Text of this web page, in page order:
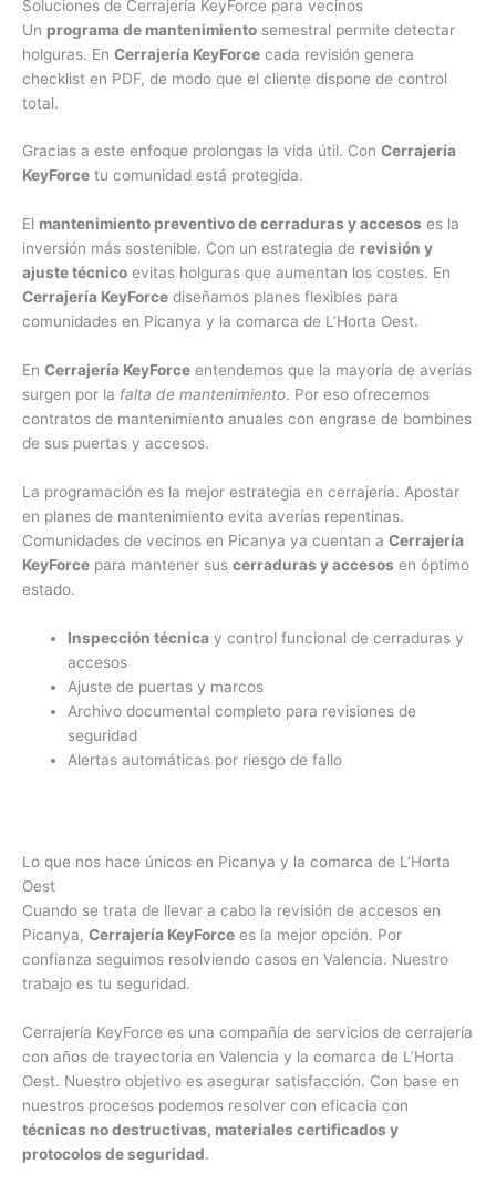
Soluciones de Cerrajería KeyForce para vecinos
Un programa de mantenimiento semestral permite detectar
holguras. En Cerrajería KeyForce cada revisión genera
checklist en PDF, de modo que el cliente dispone de control
total.
Gracias a este enfoque prolongas la vida útil. Con Cerrajería
KeyForce tu comunidad está protegida.
El mantenimiento preventivo de cerraduras y accesos es la
inversión más sostenible. Con un estrategia de revisión y
ajuste técnico evitas holguras que aumentan los costes. En
Cerrajería KeyForce diseñamos planes flexibles para
comunidades en Picanya y la comarca de L’Horta Oest.
En Cerrajería KeyForce entendemos que la mayoría de averías
surgen por la falta de mantenimiento. Por eso ofrecemos
contratos de mantenimiento anuales con engrase de bombines
de sus puertas y accesos.
La programación es la mejor estrategia en cerrajería. Apostar
en planes de mantenimiento evita averías repentinas.
Comunidades de vecinos en Picanya ya cuentan a Cerrajería
KeyForce para mantener sus cerraduras y accesos en óptimo
estado.
Inspección técnica y control funcional de cerraduras y
accesos
Ajuste de puertas y marcos
Archivo documental completo para revisiones de
seguridad
Alertas automáticas por riesgo de fallo
Lo que nos hace únicos en Picanya y la comarca de L’Horta
Oest
Cuando se trata de llevar a cabo la revisión de accesos en
Picanya, Cerrajería KeyForce es la mejor opción. Por
confianza seguimos resolviendo casos en Valencia. Nuestro
trabajo es tu seguridad.
Cerrajería KeyForce es una compañía de servicios de cerrajería
con años de trayectoria en Valencia y la comarca de L’Horta
Oest. Nuestro objetivo es asegurar satisfacción. Con base en
nuestros procesos podemos resolver con eficacia con
técnicas no destructivas, materiales certificados y
protocolos de seguridad.